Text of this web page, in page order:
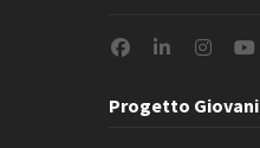
Progetto Giovani